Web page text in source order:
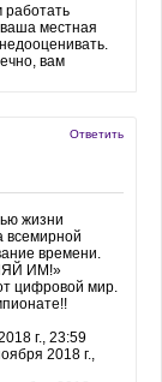
местная
вам
Ответить
жизни
всемирной
времени.
ИМ!»
цифровой мир.
г., 23:59
2018 г.,